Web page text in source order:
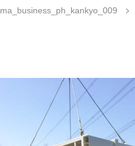
ma_business_ph_kankyo_009